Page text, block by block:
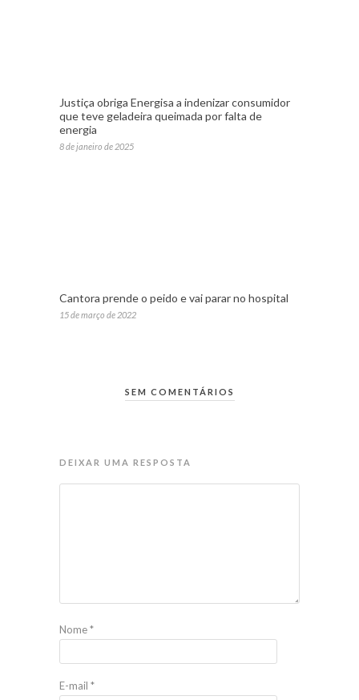
Justiça obriga Energisa a indenizar consumidor
que teve geladeira queimada por falta de
energia
8 de janeiro de 2025
Cantora prende o peido e vai parar no hospital
15 de março de 2022
SEM COMENTÁRIOS
DEIXAR UMA RESPOSTA
Nome*
E-mail *